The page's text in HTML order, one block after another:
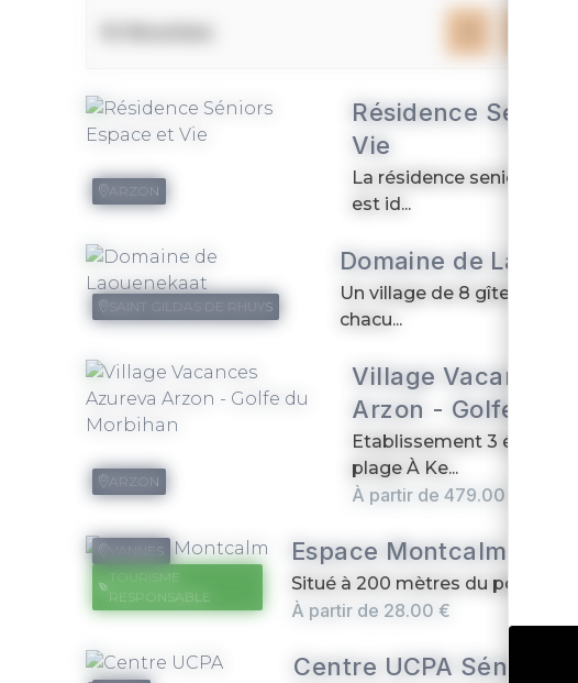
ARZON
Résidence Séniors
Vie
La résidence seniors
est id...
SAINT GILDAS DE RHUYS
Domaine de
Un village de 8 gîtes de 4 à
chacu...
ARZON
Village Vacances
Arzon - Golfe du
Etablissement 3 étoile à
plage À Ke...
À partir de 479.00 €
VANNES
TOURISME
RESPONSABLE
Espace Montcalm
Situé à 200 mètres du port, le
À partir de 28.00 €
Centre UCPA Séné